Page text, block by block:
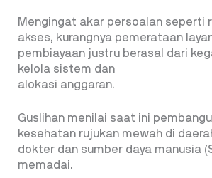
Mengingat akar persoalan seperti
akses, kurangnya pemerataan
pembiayaan justru berasal dari
kelola sistem dan
alokasi anggaran.
Guslihan menilai saat ini
kesehatan rujukan mewah di
dokter dan sumber daya manusia
memadai.